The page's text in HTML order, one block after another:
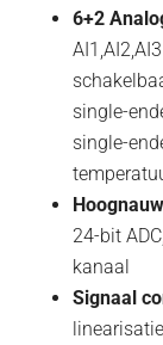
6+2
single-
single-
24-bit
kanaal
Signaal